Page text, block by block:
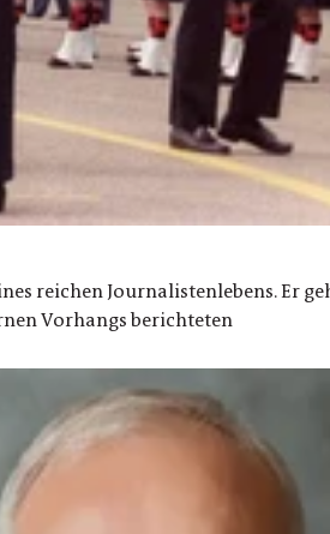
reichen Journalistenlebens. Er
Vorhangs berichteten